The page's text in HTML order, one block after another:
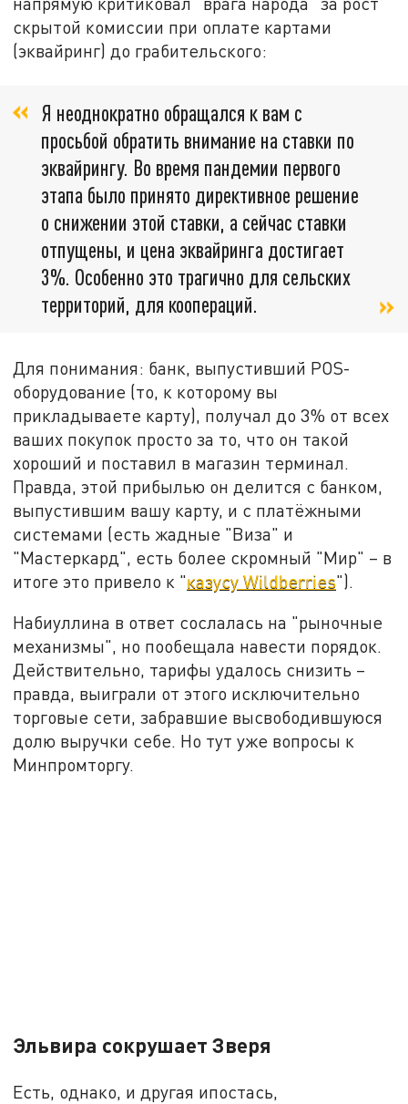
скрытой комиссии при оплате картами
(эквайринг) до грабительского:
Я неоднократно обращался к вам с
просьбой обратить внимание на ставки по
эквайрингу. Во время пандемии первого
этапа было принято директивное решение
о снижении этой ставки, а сейчас ставки
отпущены, и цена эквайринга достигает
3%. Особенно это трагично для сельских
территорий, для коопераций.
Для понимания: банк, выпустивший POS-
оборудование (то, к которому вы
прикладываете карту), получал до 3% от всех
ваших покупок просто за то, что он такой
хороший и поставил в магазин терминал.
Правда, этой прибылью он делится с банком,
выпустившим вашу карту, и с платёжными
системами (есть жадные "Виза" и
"Мастеркард", есть более скромный "Мир" – в
итоге это привело к "казусу Wildberries").
Набиуллина в ответ сослалась на "рыночные
механизмы", но пообещала навести порядок.
Действительно, тарифы удалось снизить –
правда, выиграли от этого исключительно
торговые сети, забравшие высвободившуюся
долю выручки себе. Но тут уже вопросы к
Минпромторгу.
Эльвира сокрушает Зверя
Есть, однако, и другая ипостась,